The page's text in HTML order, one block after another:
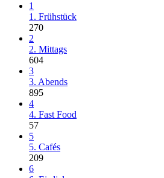
1
1. Frühstück
270
2
2. Mittags
604
3
3. Abends
895
4
4. Fast Food
57
5
5. Cafés
209
6